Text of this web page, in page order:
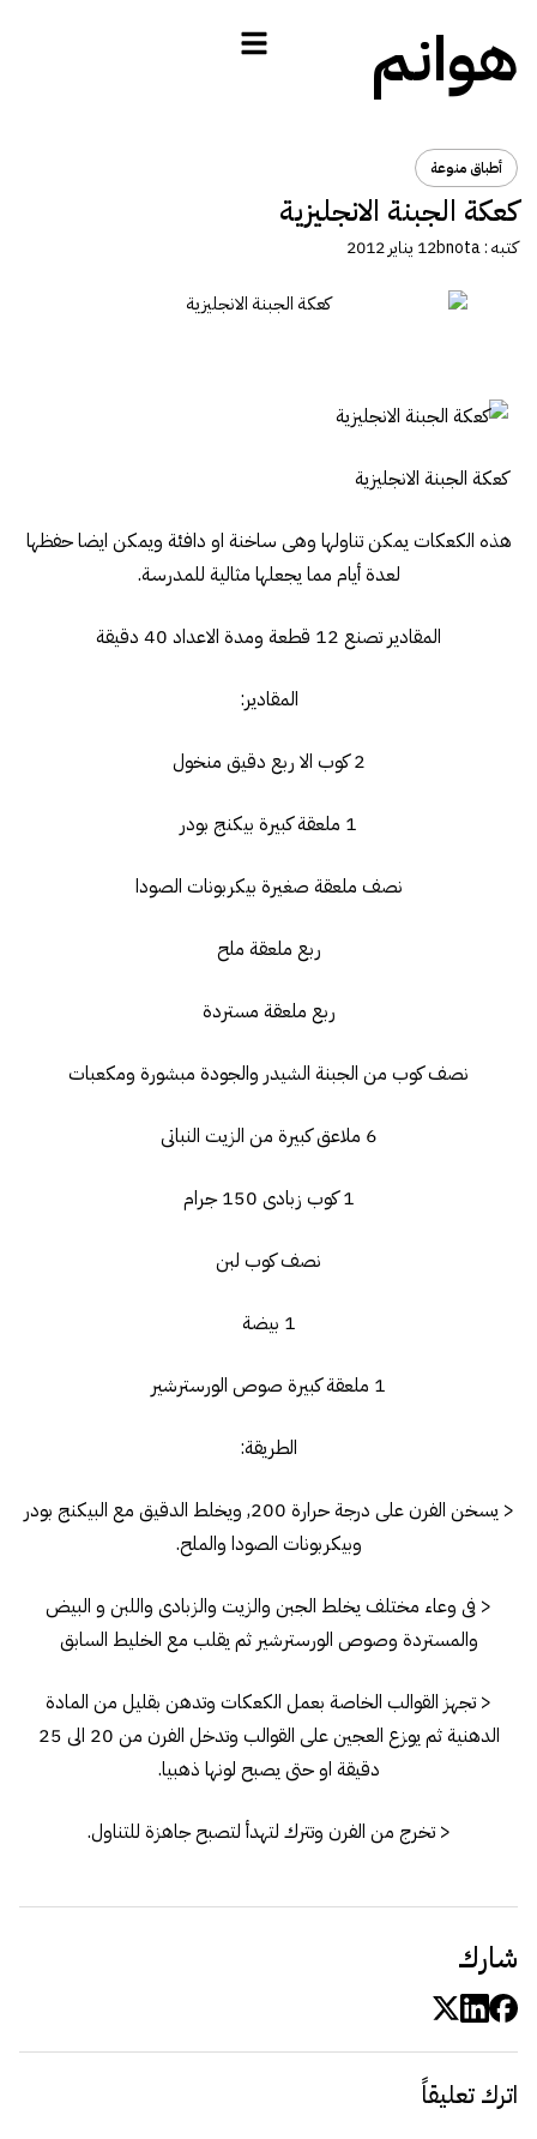
هوانم
أطباق منوعة
كعكة الجبنة الانجليزية
كتبه :bnota12 يناير 2012
كعكة الجبنة الانجليزية
هذه الكعكات يمكن تناولها وهى ساخنة او دافئة ويمكن ايضا حفظها
لعدة أيام مما يجعلها مثالية للمدرسة.
المقادير تصنع 12 قطعة ومدة الاعداد 40 دقيقة
المقادير:
2 كوب الا ربع دقيق منخول
1 ملعقة كبيرة بيكنج بودر
نصف ملعقة صغيرة بيكربونات الصودا
ربع ملعقة ملح
ربع ملعقة مستردة
نصف كوب من الجبنة الشيدر والجودة مبشورة ومكعبات
6 ملاعق كبيرة من الزيت النباتى
1 كوب زبادى 150 جرام
نصف كوب لبن
1 بيضة
1 ملعقة كبيرة صوص الورسترشير
الطريقة:
< يسخن الفرن على درجة حرارة 200, ويخلط الدقيق مع البيكنج بودر
وبيكربونات الصودا والملح.
< فى وعاء مختلف يخلط الجبن والزيت والزبادى واللبن و البيض
والمستردة وصوص الورسترشير ثم يقلب مع الخليط السابق
< تجهز القوالب الخاصة بعمل الكعكات وتدهن بقليل من المادة
الدهنية ثم يوزع العجين على القوالب وتدخل الفرن من 20 الى 25
دقيقة او حتى يصبح لونها ذهبيا.
< تخرج من الفرن وتترك لتهدأ لتصبح جاهزة للتناول.
شارك
اترك تعليقاً